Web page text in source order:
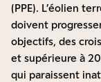
(PPE). L’éolien
doivent
objectifs, des
et supérieure à
qui paraissent